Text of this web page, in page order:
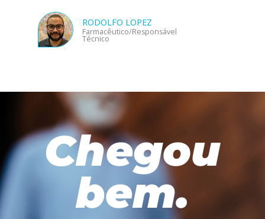
RODOLFO LOPEZ
Farmacêutico/Responsável
Técnico
Chegou
bem.